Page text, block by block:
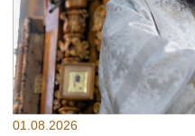
01.08.2026